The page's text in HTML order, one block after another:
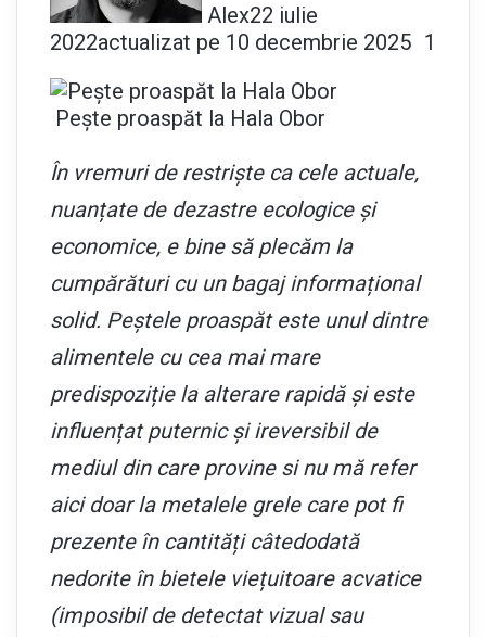
Alex22 iulie
2022actualizat pe 10 decembrie 2025 1
Pește proaspăt la Hala Obor
În vremuri de restriște ca cele actuale,
nuanțate de dezastre ecologice și
economice, e bine să plecăm la
cumpărături cu un bagaj informațional
solid. Peștele proaspăt este unul dintre
alimentele cu cea mai mare
predispoziție la alterare rapidă și este
influențat puternic și ireversibil de
mediul din care provine si nu mă refer
aici doar la metalele grele care pot fi
prezente în cantități câtedodată
nedorite în bietele viețuitoare acvatice
(imposibil de detectat vizual sau